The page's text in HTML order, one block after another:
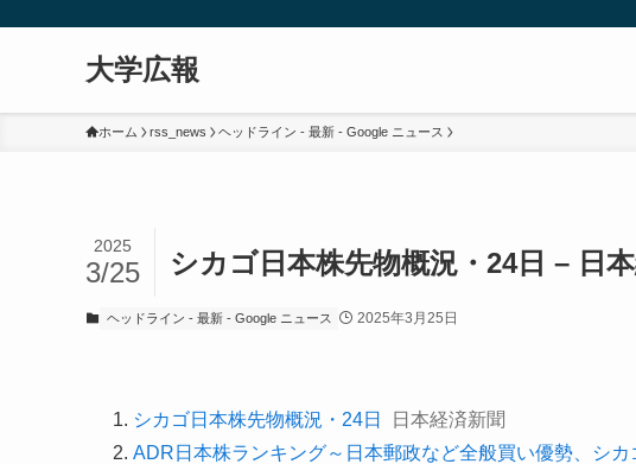
大学広報
ホーム rss_news ヘッドライン - 最新 - Google ニュース
シカゴ日本株先物概況・24日 – 日
2025
3/25
ヘッドライン - 最新 - Google ニュース 2025年3月25日
シカゴ日本株先物概況・24日
日本経済新聞
ADR日本株ランキング～日本郵政など全般買い優勢、シ